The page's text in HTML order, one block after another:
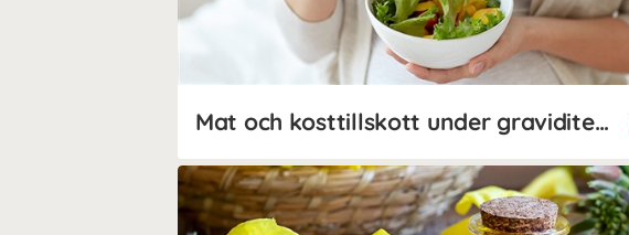
Mat och kosttillskott under graviditeten